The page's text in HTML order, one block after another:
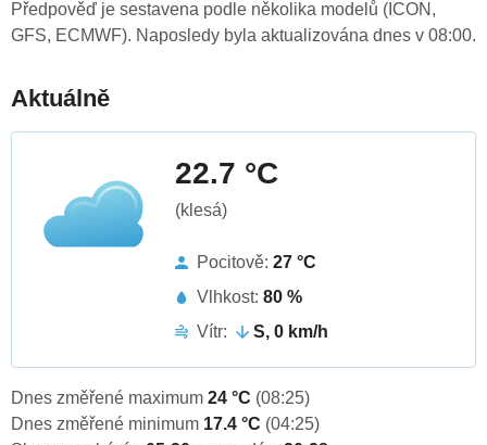
Předpověď je sestavena podle několika modelů (ICON,
GFS, ECMWF). Naposledy byla aktualizována dnes v 08:00.
Aktuálně
22.7 °C
(klesá)
Pocitově: 27 °C
Vlhkost: 80 %
Vítr:
S, 0 km/h
Dnes změřené maximum 24 °C (08:25)
Dnes změřené minimum 17.4 °C (04:25)